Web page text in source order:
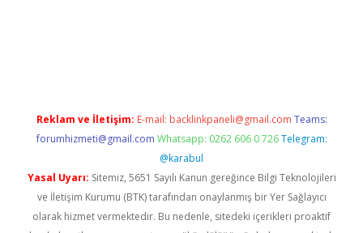
Reklam ve İletişim: E-mail: backlinkpaneli@gmail.com Teams:
forumhizmeti@gmail.com Whatsapp: 0262 606 0 726 Telegram:
@karabul
Yasal Uyarı: Sitemiz, 5651 Sayılı Kanun gereğince Bilgi Teknolojileri
ve İletişim Kurumu (BTK) tarafından onaylanmış bir Yer Sağlayıcı
olarak hizmet vermektedir. Bu nedenle, sitedeki içerikleri proaktif